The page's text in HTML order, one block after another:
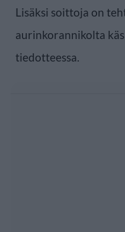
Lisäksi soittoja on
aurinkorannikolta
tiedotteessa.